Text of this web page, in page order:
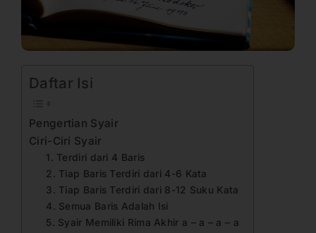
Daftar Isi
Pengertian Syair
Ciri-Ciri Syair
1. Terdiri dari 4 Baris
2. Tiap Baris Terdiri dari 4-6 Kata
3. Tiap Baris Terdiri dari 8-12 Suku Kata
4. Semua Baris Adalah Isi
5. Syair Memiliki Rima Akhir a – a – a – a